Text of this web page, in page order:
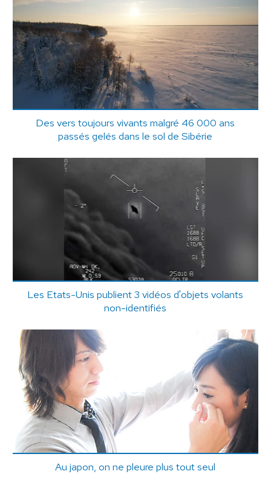
Des vers toujours vivants malgré 46 000 ans
passés gelés dans le sol de Sibérie
Les Etats-Unis publient 3 vidéos d'objets volants
non-identifiés
Au japon, on ne pleure plus tout seul